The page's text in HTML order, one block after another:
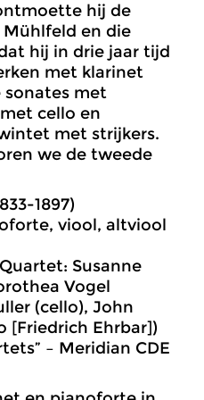
hij de
en die
hij in drie jaar tijd
met klarinet
met
cello en
met strijkers.
we de tweede
1897)
viool, altviool
Susanne
Vogel
(cello), John
[Friedrich Ehrbar])
– Meridian CDE